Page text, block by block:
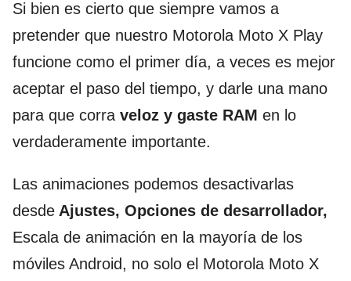
Si bien es cierto que siempre vamos a
pretender que nuestro Motorola Moto X Play
funcione como el primer día, a veces es mejor
aceptar el paso del tiempo, y darle una mano
para que corra veloz y gaste RAM en lo
verdaderamente importante.
Las animaciones podemos desactivarlas
desde Ajustes, Opciones de desarrollador,
Escala de animación en la mayoría de los
móviles Android, no solo el Motorola Moto X